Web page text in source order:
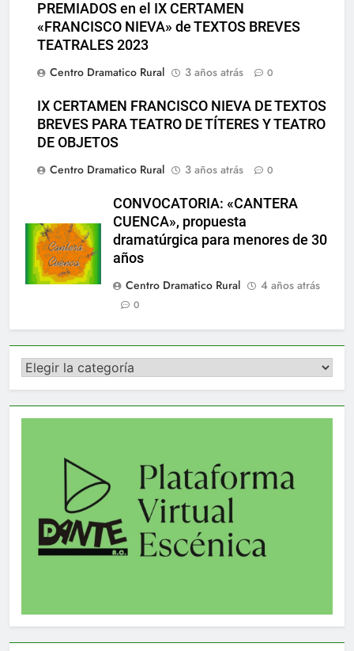
PREMIADOS en el IX CERTAMEN
«FRANCISCO NIEVA» de TEXTOS BREVES
TEATRALES 2023
Centro Dramatico Rural
3 años atrás 0
IX CERTAMEN FRANCISCO NIEVA DE TEXTOS
BREVES PARA TEATRO DE TÍTERES Y TEATRO
DE OBJETOS
Centro Dramatico Rural
3 años atrás 0
CONVOCATORIA: «CANTERA
CUENCA», propuesta
dramatúrgica para menores de 30
años
Centro Dramatico Rural
4 años atrás
0
Categorías